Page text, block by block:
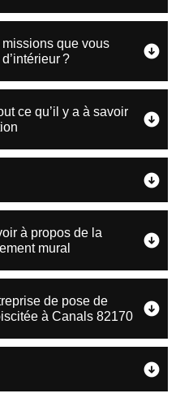
que vous
?
ce qu’il y a à savoir
à propos de la
mural
de pose de
à Canals 82170